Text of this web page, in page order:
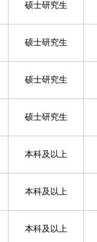
硕士研究生
硕士研究生
硕士研究生
硕士研究生
本科及以上
本科及以上
本科及以上